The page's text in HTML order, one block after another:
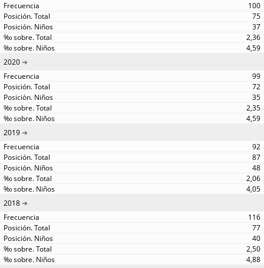
100
75
37
2,36
4,59
2020
99
72
35
2,35
4,59
2019
92
87
48
2,06
4,05
2018
116
77
40
2,50
4,88